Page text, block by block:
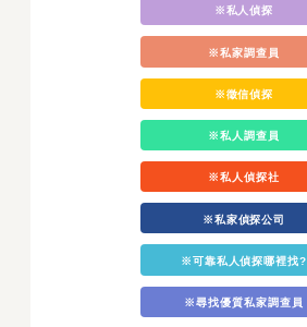
※私人偵探
※私家調查員
※徵信偵探
※私人調查員
※私人偵探社
※私家偵探公司
※可靠私人偵探哪裡找?
※尋找優質私家調查員